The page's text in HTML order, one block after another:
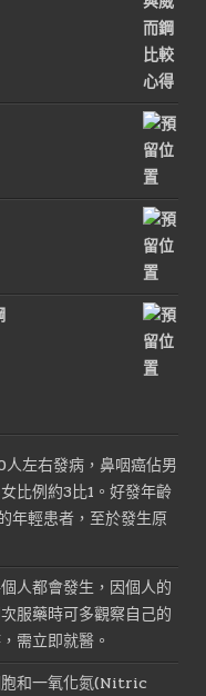
左右發病，鼻咽癌佔男
比例約3比1。好發年齡
年輕患者，至於發生原
人都會發生，因個人的
服藥時可多觀察自己的
需立即就醫。
胞和一氧化氮(Nitric